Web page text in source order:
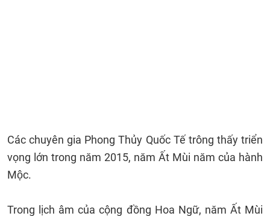
Các chuyên gia Phong Thủy Quốc Tế trông thấy triển
vọng lớn trong năm 2015, năm Ất Mùi năm của hành
Mộc.
Trong lịch âm của cộng đồng Hoa Ngữ, năm Ất Mùi